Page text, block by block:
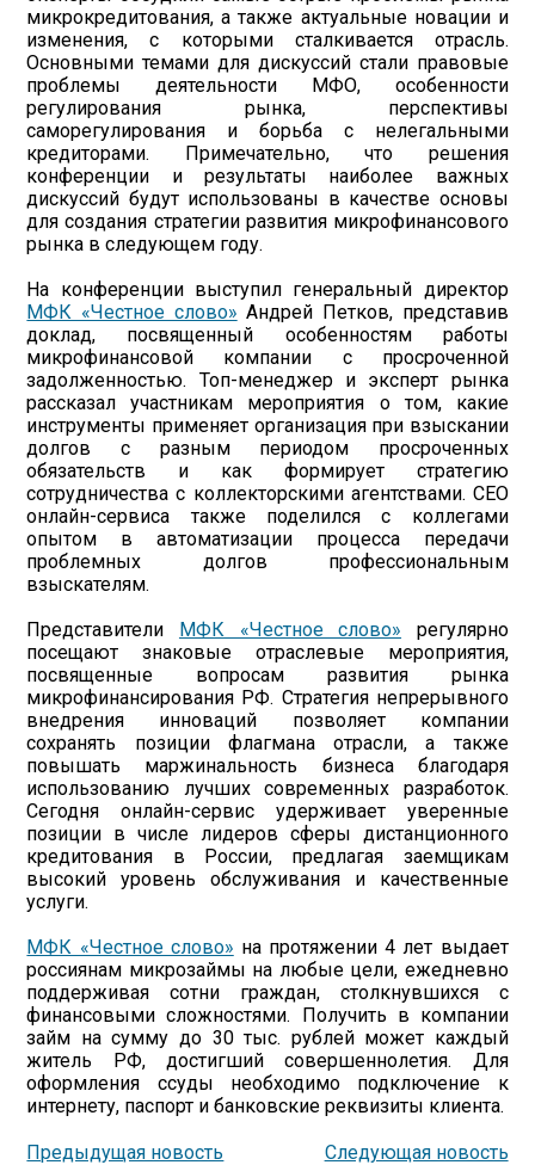
микрокредитования, а также актуальные новации и
изменения, с которыми сталкивается отрасль.
Основными темами для дискуссий стали правовые
проблемы деятельности МФО, особенности
регулирования рынка, перспективы
саморегулирования и борьба с нелегальными
кредиторами. Примечательно, что решения
конференции и результаты наиболее важных
дискуссий будут использованы в качестве основы
для создания стратегии развития микрофинансового
рынка в следующем году.
На конференции выступил генеральный директор
МФК «Честное слово» Андрей Петков, представив
доклад, посвященный особенностям работы
микрофинансовой компании с просроченной
задолженностью. Топ-менеджер и эксперт рынка
рассказал участникам мероприятия о том, какие
инструменты применяет организация при взыскании
долгов с разным периодом просроченных
обязательств и как формирует стратегию
сотрудничества с коллекторскими агентствами. CEO
онлайн-сервиса также поделился с коллегами
опытом в автоматизации процесса передачи
проблемных долгов профессиональным
взыскателям.
Представители МФК «Честное слово» регулярно
посещают знаковые отраслевые мероприятия,
посвященные вопросам развития рынка
микрофинансирования РФ. Стратегия непрерывного
внедрения инноваций позволяет компании
сохранять позиции флагмана отрасли, а также
повышать маржинальность бизнеса благодаря
использованию лучших современных разработок.
Сегодня онлайн-сервис удерживает уверенные
позиции в числе лидеров сферы дистанционного
кредитования в России, предлагая заемщикам
высокий уровень обслуживания и качественные
услуги.
МФК «Честное слово» на протяжении 4 лет выдает
россиянам микрозаймы на любые цели, ежедневно
поддерживая сотни граждан, столкнувшихся с
финансовыми сложностями. Получить в компании
займ на сумму до 30 тыс. рублей может каждый
житель РФ, достигший совершеннолетия. Для
оформления ссуды необходимо подключение к
интернету, паспорт и банковские реквизиты клиента.
Предыдущая новость Следующая новость